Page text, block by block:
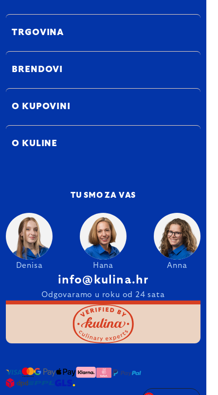
TRGOVINA
BRENDOVI
O KUPOVINI
O KULINE
TU SMO ZA VAS
Denisa Hana Anna
info@kulina.hr
Odgovaramo u roku od 24 sata